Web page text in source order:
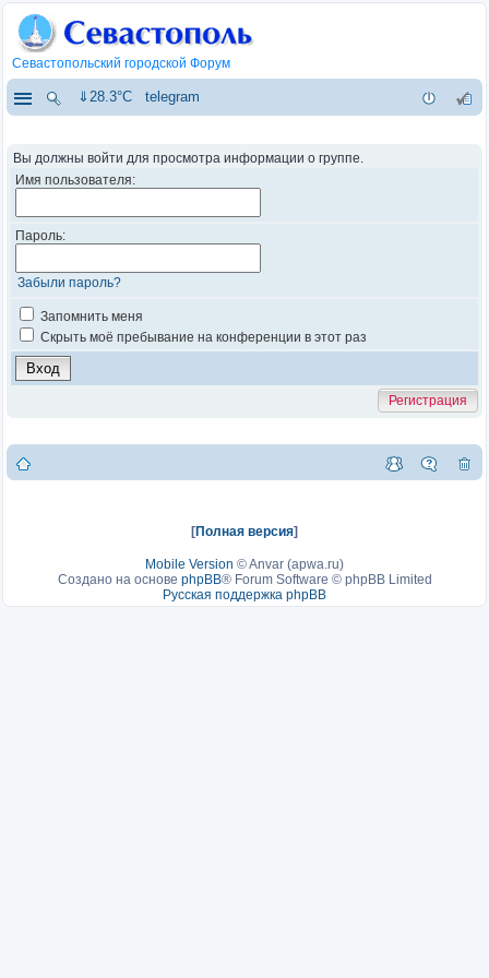
Севастопольский городской Форум
⇓28.3°C telegram
Вы должны войти для просмотра информации о группе.
Имя пользователя:
Пароль:
Забыли пароль?
Запомнить меня
Скрыть моё пребывание на конференции в этот раз
Регистрация
[Полная версия]
Mobile Version ©Anvar (apwa.ru)
Создано на основе phpBB® Forum Software © phpBB Limited
Русская поддержка phpBB